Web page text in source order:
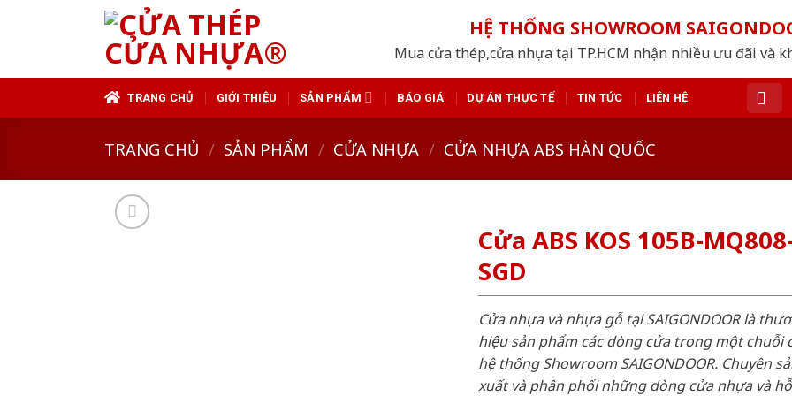
HỆ THỐNG SHOWROOM
Mua cửa thép,cửa nhựa tại TP.HCM nhận nhiều ưu đãi và
TRANG CHỦ GIỚI THIỆU SẢN PHẨM BÁO GIÁ DỰ ÁN THỰC TẾ TIN TỨC LIÊN HỆ
TRANG CHỦ / SẢN PHẨM / CỬA NHỰA / CỬA NHỰA ABS HÀN QUỐC
Cửa ABS KOS 105B-
SGD
Cửa nhựa và nhựa gỗ tại SAIGONDOOR là
hiệu sản phẩm các dòng cửa trong một chuỗi
hệ thống Showroom SAIGONDOOR. Chuyên
xuất và phân phối những dòng cửa nhựa và